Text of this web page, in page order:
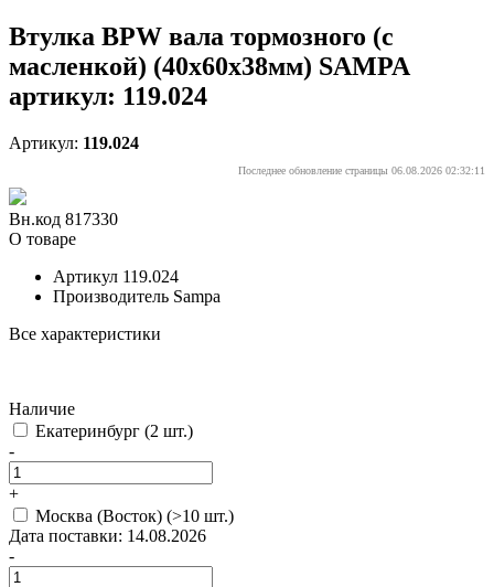
Втулка BPW вала тормозного (с
масленкой) (40x60x38мм) SAMPA
артикул: 119.024
Артикул: 119.024
Последнее обновление страницы 06.08.2026 02:32:11
Вн.код 817330
О товаре
Артикул 119.024
Производитель Sampa
Все характеристики
Наличие
Екатеринбург (2 шт.)
-
+
Москва (Восток) (>10 шт.)
Дата поставки: 14.08.2026
-